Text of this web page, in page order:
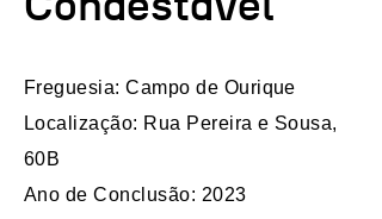
Freguesia: Campo de Ourique
Localização: Rua Pereira e Sousa,
60B
Ano de Conclusão: 2023